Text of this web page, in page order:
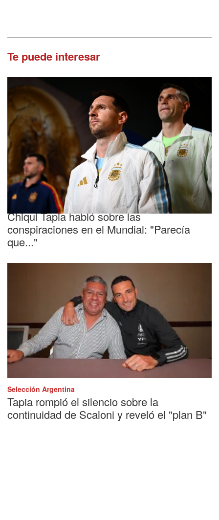
Te puede interesar
Selección Argentina
Chiqui Tapia habló sobre las
conspiraciones en el Mundial: "Parecía
que..."
Selección Argentina
Tapia rompió el silencio sobre la
continuidad de Scaloni y reveló el "plan B"